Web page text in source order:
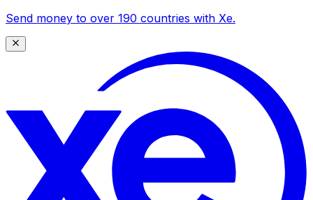
Send money to over 190 countries with Xe.